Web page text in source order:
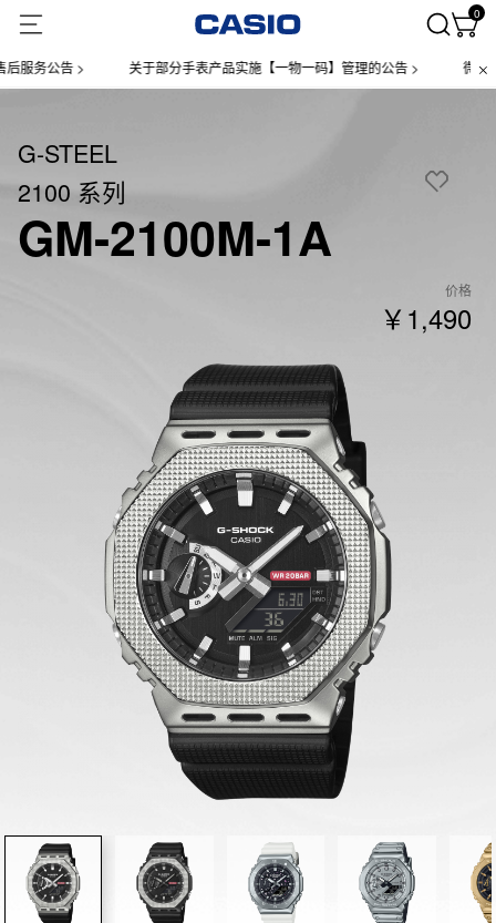
0
务公告 > 关于部分手表产品实施【一物一码】管理的公告 > 微信小
G-STEEL
2100 系列
GM-2100M-1A
价格
￥1,490